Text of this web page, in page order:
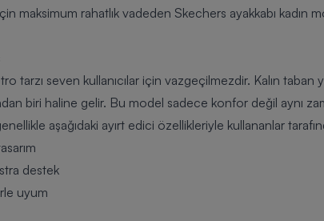
maksimum rahatlık vadeden Skechers ayakkabı kadın
tarzı seven kullanıcılar için vazgeçilmezdir. Kalın taban
biri haline gelir. Bu model sadece konfor değil aynı
aşağıdaki ayırt edici özellikleriyle kullananlar
destek
uyum